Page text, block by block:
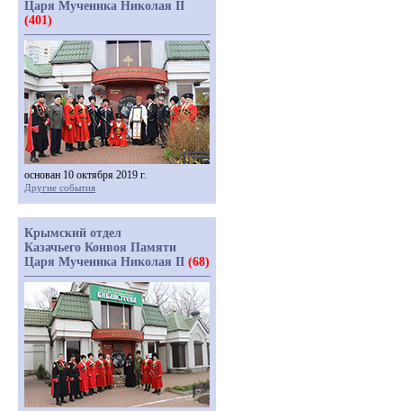
Царя Мученика Николая II
(401)
основан 10 октября 2019 г.
Другие события
Крымский отдел
Казачьего Конвоя Памяти
Царя Мученика Николая II (68)